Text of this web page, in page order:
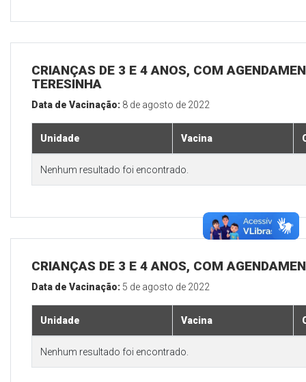
CRIANÇAS DE 3 E 4 ANOS, COM
TERESINHA
Data de Vacinação: 8 de agosto de 2022
Unidade Vacina
Nenhum resultado foi encontrado.
CRIANÇAS DE 3 E 4 ANOS, COM
Data de Vacinação: 5 de agosto de 2022
Unidade Vacina
Nenhum resultado foi encontrado.